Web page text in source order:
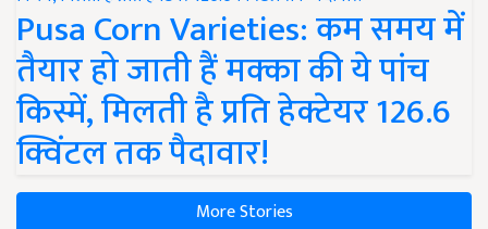
Pusa Corn Varieties: कम समय में
तैयार हो जाती हैं मक्का की ये पांच
किस्में, मिलती है प्रति हेक्टेयर 126.6
क्विंटल तक पैदावार!
More Stories